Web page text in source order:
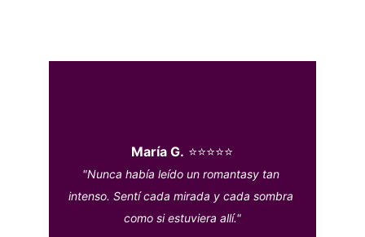
María G. ⭐⭐⭐⭐⭐
"Nunca había leído un romantasy tan
intenso. Sentí cada mirada y cada sombra
como si estuviera allí."